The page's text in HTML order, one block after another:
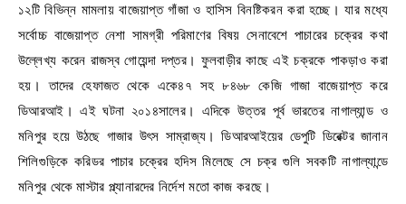
১২টি বিভিন্ন মামলায় বাজেয়াপ্ত গাঁজা ও হাসিস বিনষ্টিকরন করা হচ্ছে। যার মধ্যে
সর্বোচ্চ বাজেয়াপ্ত নেশা সামগ্রী পরিমাণের বিষয় সেনাবেশে পাচারের চক্রের কথা
উল্লেখ্য করেন রাজস্ব গোয়েন্দা দপ্তর। ফুলবাড়ীর কাছে এই চক্রকে পাকড়াও করা
হয়। তাদের হেফাজত থেকে একে৪৭ সহ ৮৪৬৮ কেজি গাজা বাজেয়াপ্ত করে
ডিআরআই। এই ঘটনা ২০১৪সালের। এদিকে উত্তর পূর্ব ভারতের নাগাল্যান্ড ও
মনিপুর হয়ে উঠছে গাজার উৎস সাম্রাজ্য। ডিআরআইয়ের ডেপুটি ডিরেক্টর জানান
শিলিগুড়িকে করিডর পাচার চক্রের হদিস মিলেছে সে চক্র গুলি সবকটি নাগাল্যান্ডে
মনিপুর থেকে মাস্টার প্ল্যানারদের নির্দেশ মতো কাজ করছে।